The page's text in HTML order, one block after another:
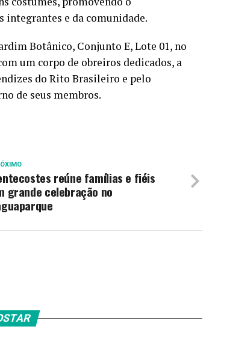
e da comunidade.
Botânico, Conjunto E, Lote 01, no
um corpo de obreiros dedicados, a
do Rito Brasileiro e pelo
de seus membros.
reúne famílias e fiéis
grande celebração no